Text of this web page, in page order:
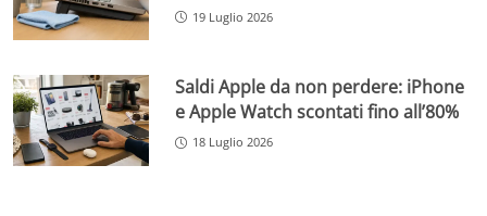
19 Luglio 2026
Saldi Apple da non perdere: iPhone
e Apple Watch scontati fino all’80%
18 Luglio 2026